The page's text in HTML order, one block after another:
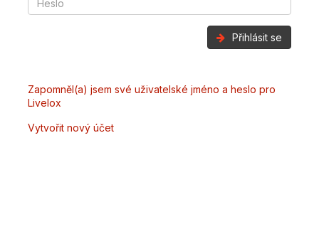
Přihlásit se
Zapomněl(a) jsem své uživatelské jméno a heslo pro
Livelox
Vytvořit nový účet